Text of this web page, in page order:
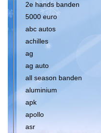
2e hands banden
5000 euro
abc autos
achilles
ag
ag auto
all season banden
aluminium
apk
apollo
asr